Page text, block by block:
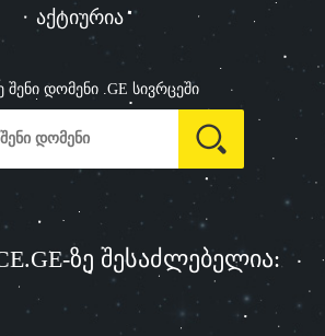
აქტიურია
შენი დომენი .GE სივრცეში
ზე შესაძლებელია: